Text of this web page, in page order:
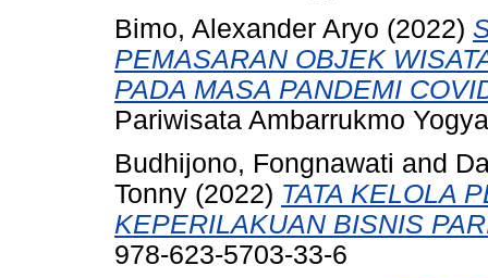
Bimo, Alexander Aryo (2022)
PEMASARAN OBJEK
PADA MASA PANDEMI
Pariwisata Ambarrukmo
Budhijono, Fongnawati and
Tonny (2022) TATA KELOLA
KEPERILAKUAN BISNIS
978-623-5703-33-6